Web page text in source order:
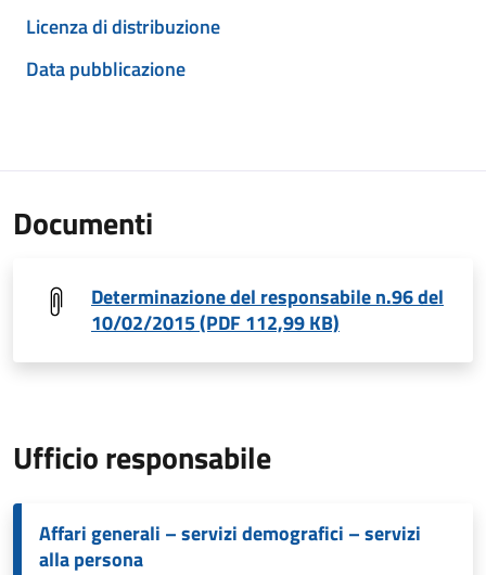
Licenza di distribuzione
Data pubblicazione
Documenti
Determinazione del responsabile n.96 del
10/02/2015 (PDF 112,99 KB)
Ufficio responsabile
Affari generali – servizi demografici – servizi
alla persona